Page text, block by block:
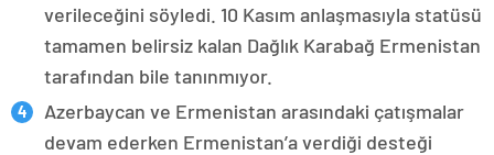
verileceğini söyledi. 10 Kasım anlaşmasıyla statüsü
tamamen belirsiz kalan Dağlık Karabağ Ermenistan
tarafından bile tanınmıyor.
Azerbaycan ve Ermenistan arasındaki çatışmalar
devam ederken Ermenistan’a verdiği desteği